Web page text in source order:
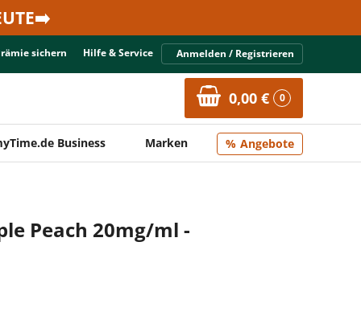
sichern Hilfe & Service Anmelden / Registrieren
0,00 € 0
Business Marken Angebote
Peach 20mg/ml -